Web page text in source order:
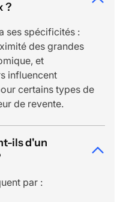
?
ses spécificités :
des grandes
et
influencent
certains types de
de revente.
ils d'un
par :